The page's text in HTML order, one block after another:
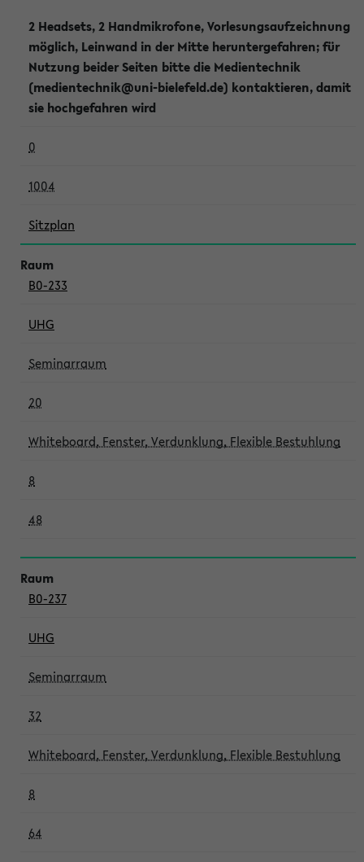
2 Headsets, 2 Handmikrofone, Vorlesungsaufzeichnung
möglich, Leinwand in der Mitte heruntergefahren; für
Nutzung beider Seiten bitte die Medientechnik
(medientechnik@uni-bielefeld.de) kontaktieren, damit
sie hochgefahren wird
0
1004
Sitzplan
B0-233
UHG
Seminarraum
20
Whiteboard, Fenster, Verdunklung, Flexible Bestuhlung
8
48
B0-237
UHG
Seminarraum
32
Whiteboard, Fenster, Verdunklung, Flexible Bestuhlung
8
64